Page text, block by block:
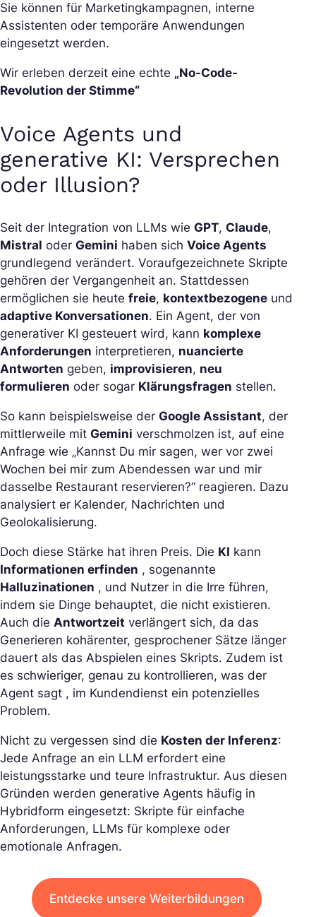
Sie können für Marketingkampagnen, interne
Assistenten oder temporäre Anwendungen
eingesetzt werden.
Wir erleben derzeit eine echte „No-Code-
Revolution der Stimme“
Voice Agents und
generative KI: Versprechen
oder Illusion?
Seit der Integration von LLMs wie GPT, Claude,
Mistral oder Gemini haben sich Voice Agents
grundlegend verändert. Voraufgezeichnete Skripte
gehören der Vergangenheit an. Stattdessen
ermöglichen sie heute freie, kontextbezogene und
adaptive Konversationen. Ein Agent, der von
generativer KI gesteuert wird, kann komplexe
Anforderungen interpretieren, nuancierte
Antworten geben, improvisieren, neu
formulieren oder sogar Klärungsfragen stellen.
So kann beispielsweise der Google Assistant, der
mittlerweile mit Gemini verschmolzen ist, auf eine
Anfrage wie „Kannst Du mir sagen, wer vor zwei
Wochen bei mir zum Abendessen war und mir
dasselbe Restaurant reservieren?“ reagieren. Dazu
analysiert er Kalender, Nachrichten und
Geolokalisierung.
Doch diese Stärke hat ihren Preis. Die KI kann
Informationen erfinden , sogenannte
Halluzinationen , und Nutzer in die Irre führen,
indem sie Dinge behauptet, die nicht existieren.
Auch die Antwortzeit verlängert sich, da das
Generieren kohärenter, gesprochener Sätze länger
dauert als das Abspielen eines Skripts. Zudem ist
es schwieriger, genau zu kontrollieren, was der
Agent sagt , im Kundendienst ein potenzielles
Problem.
Nicht zu vergessen sind die Kosten der Inferenz:
Jede Anfrage an ein LLM erfordert eine
leistungsstarke und teure Infrastruktur. Aus diesen
Gründen werden generative Agents häufig in
Hybridform eingesetzt: Skripte für einfache
Anforderungen, LLMs für komplexe oder
emotionale Anfragen.
Entdecke unsere Weiterbildungen